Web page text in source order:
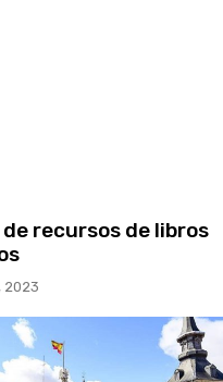
recursos de libros
2023